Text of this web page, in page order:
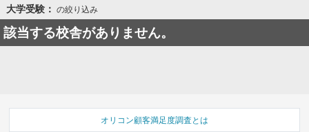
大学受験： の絞り込み
該当する校舎がありません。
オリコン顧客満足度調査とは